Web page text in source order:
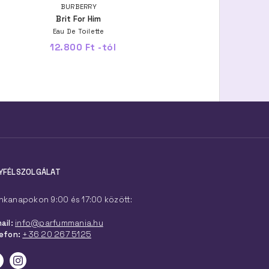
BURBERRY
Brit For Him
Eau De Toilette
12.800 Ft -tól
9:00 és 17:00 között:
info@parfummania.hu
+36 20 267 5125